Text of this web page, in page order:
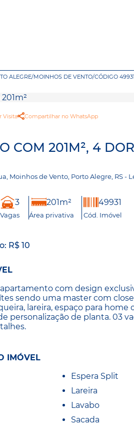
ALEGRE/MOINHOS DE VENTO/CÓDIGO 49931
Visita Compartilhar no WhatsApp
COM 201M², 4
Moinhos de Vento, Porto Alegre, RS
3
Vagas
201m²
Área privativa
49931
Cód. Imóvel
R$ 10
com design
sendo uma master com
lareira, espaço para home
personalização de planta. 03
IMÓVEL
Espera Split
Lareira
Lavabo
Sacada